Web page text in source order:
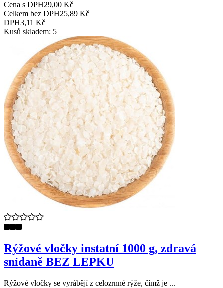
Cena s DPH29,00 Kč
Celkem bez DPH25,89 Kč
DPH3,11 Kč
Kusů skladem: 5
Rýžové vločky instatní 1000 g, zdravá
snídaně BEZ LEPKU
Rýžové vločky se vyrábějí z celozrnné rýže, čímž je ...